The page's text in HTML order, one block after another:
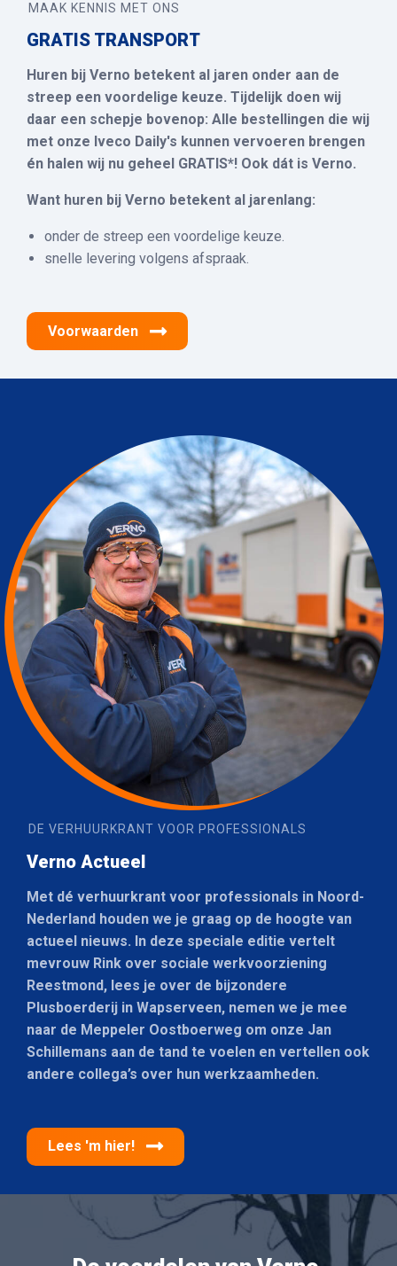
MAAK KENNIS MET ONS
GRATIS TRANSPORT
Huren bij Verno betekent al jaren onder aan de
streep een voordelige keuze. Tijdelijk doen wij
daar een schepje bovenop: Alle bestellingen die wij
met onze Iveco Daily's kunnen vervoeren brengen
én halen wij nu geheel GRATIS*! Ook dát is Verno.
Want huren bij Verno betekent al jarenlang:
onder de streep een voordelige keuze.
snelle levering volgens afspraak.
Voorwaarden
DE VERHUURKRANT VOOR PROFESSIONALS
Verno Actueel
Met dé verhuurkrant voor professionals in Noord-
Nederland houden we je graag op de hoogte van
actueel nieuws. In deze speciale editie vertelt
mevrouw Rink over sociale werkvoorziening
Reestmond, lees je over de bijzondere
Plusboerderij in Wapserveen, nemen we je mee
naar de Meppeler Oostboerweg om onze Jan
Schillemans aan de tand te voelen en vertellen ook
andere collega’s over hun werkzaamheden.
Lees 'm hier!